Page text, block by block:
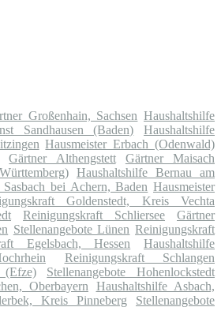
Großenhain, Sachsen Haushaltshilfe
Sandhausen (Baden)
Haushaltshilfe
Hausmeister Erbach (Odenwald)
Gärtner Althengstett
Gärtner Maisach
Haushaltshilfe Bernau am
Sasbach bei Achern, Baden Hausmeister
Goldenstedt, Kreis Vechta
Reinigungskraft Schliersee
Gärtner
Stellenangebote Lünen Reinigungskraft
Egelsbach, Hessen
Haushaltshilfe
Reinigungskraft Schlangen
Stellenangebote Hohenlockstedt
Oberbayern
Haushaltshilfe Asbach,
Kreis Pinneberg
Stellenangebote